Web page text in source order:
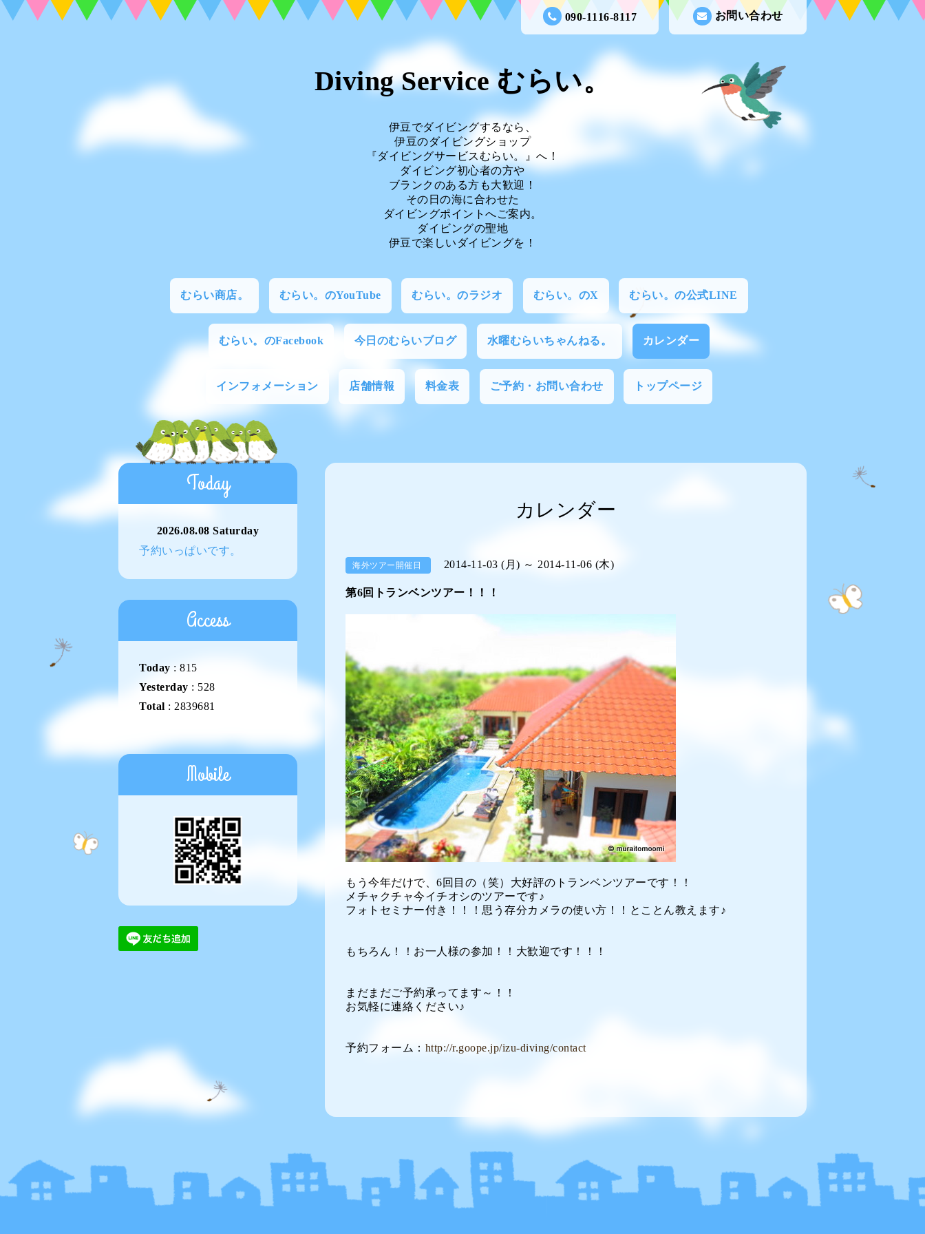
お問い合わせ
090-1116-8117
Diving Service むらい。
伊豆でダイビングするなら、
伊豆のダイビングショップ
『ダイビングサービスむらい。』へ！
ダイビング初心者の方や
ブランクのある方も大歓迎！
その日の海に合わせた
ダイビングポイントへご案内。
ダイビングの聖地
伊豆で楽しいダイビングを！
むらい商店。 むらい。のYouTube むらい。のラジオ むらい。のX むらい。の公式LINE
むらい。のFacebook 今日のむらいブログ 水曜むらいちゃんねる。 カレンダー
インフォメーション 店舗情報 料金表 ご予約・お問い合わせ トップページ
カレンダー
海外ツアー開催日 2014-11-03 (月) ～ 2014-11-06 (木)
第6回トランベンツアー！！！
もう今年だけで、6回目の（笑）大好評のトランベンツアーです！！
メチャクチャ今イチオシのツアーです♪
フォトセミナー付き！！！思う存分カメラの使い方！！とことん教えます♪
もちろん！！お一人様の参加！！大歓迎です！！！
まだまだご予約承ってます～！！
お気軽に連絡ください♪
予約フォーム： http://r.goope.jp/izu-diving/contact
Today
2026.08.08 Saturday
予約いっぱいです。
Access
Today : 815
Yesterday : 528
Total : 2839681
Mobile